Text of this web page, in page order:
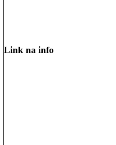
Link na info